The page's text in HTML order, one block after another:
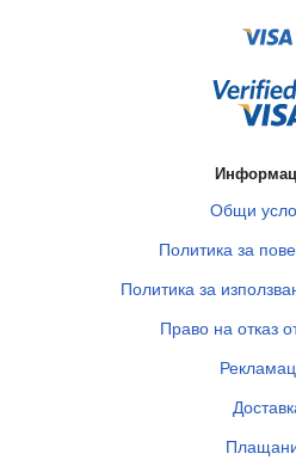
Общи
Политика за
Политика за
Право на отказ